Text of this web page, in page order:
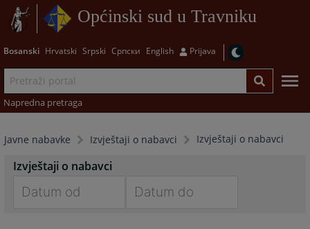
Općinski sud u Travniku
Bosanski Hrvatski Srpski Српски English Prijava
Napredna pretraga
Javne nabavke Izvještaji o nabavci Izvještaji o nabavci
Izvještaji o nabavci